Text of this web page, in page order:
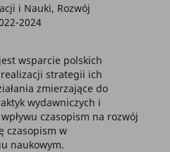
i Nauki, Rozwój
2024
wsparcie polskich
strategii ich
zmierzające do
wydawniczych i
czasopism na rozwój
czasopism w
naukowym.